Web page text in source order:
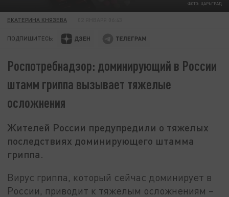
ФОТО: ЦАРЬГРАД
ЕКАТЕРИНА КНЯЗЕВА
ПОДПИШИТЕСЬ:
Роспотребнадзор: доминирующий в России
штамм гриппа вызывает тяжелые
осложнения
Жителей России предупредили о тяжелых
последствиях доминирующего штамма
гриппа.
Вирус гриппа, который сейчас доминирует в
России, приводит к тяжелым осложнениям –